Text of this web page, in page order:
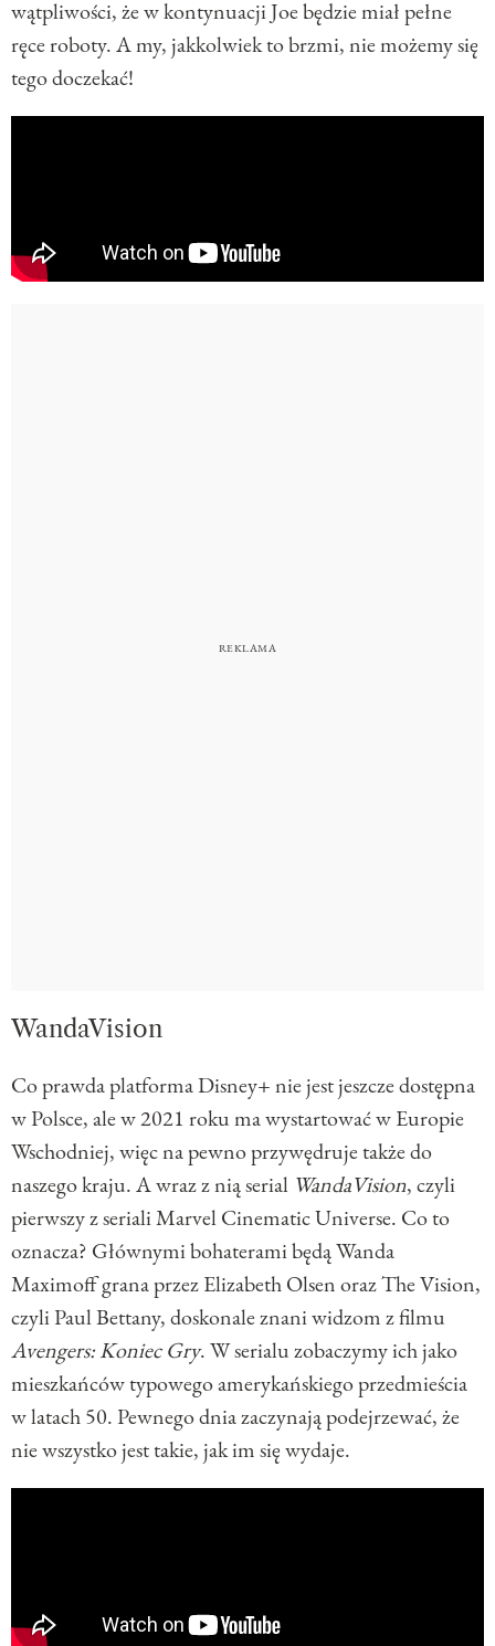
wątpliwości, że w kontynuacji Joe będzie miał pełne
ręce roboty. A my, jakkolwiek to brzmi, nie możemy się
tego doczekać!
WandaVision
Co prawda platforma Disney+ nie jest jeszcze dostępna
w Polsce, ale w 2021 roku ma wystartować w Europie
Wschodniej, więc na pewno przywędruje także do
naszego kraju. A wraz z nią serial WandaVision, czyli
pierwszy z seriali Marvel Cinematic Universe. Co to
oznacza? Głównymi bohaterami będą Wanda
Maximoff grana przez Elizabeth Olsen oraz The Vision,
czyli Paul Bettany, doskonale znani widzom z filmu
Avengers: Koniec Gry. W serialu zobaczymy ich jako
mieszkańców typowego amerykańskiego przedmieścia
w latach 50. Pewnego dnia zaczynają podejrzewać, że
nie wszystko jest takie, jak im się wydaje.